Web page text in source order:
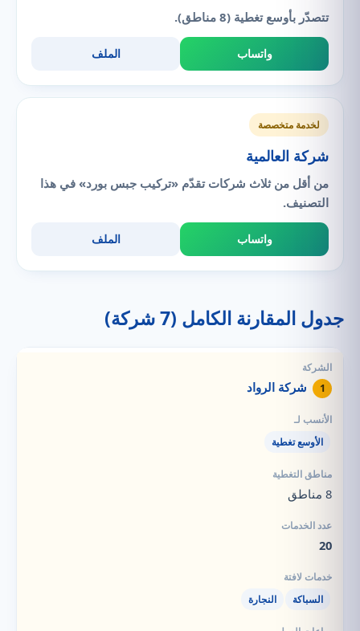
تتصدّر بأوسع تغطية (8 مناطق).
واتساب الملف
لخدمة متخصصة
شركة العالمية
من أقل من ثلاث شركات تقدّم «تركيب جبس بورد» في هذا
التصنيف.
واتساب الملف
جدول المقارنة الكامل (7 شركة)
1 شركة الرواد
الأوسع تغطية
8 مناطق
20
السباكة النجارة